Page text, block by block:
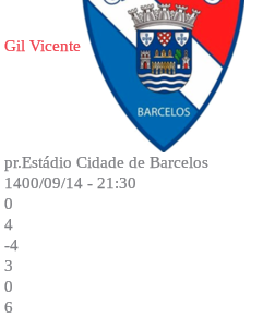
Gil Vicente
pr.Estádio Cidade de Barcelos
1400/09/14 - 21:30
0
4
-4
3
0
6